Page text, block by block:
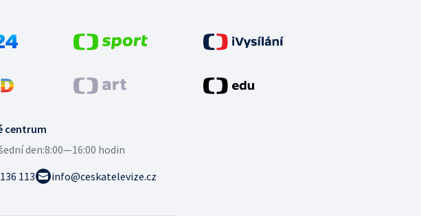
centrum
den:8:00—16:00 hodin
113
info@ceskatelevize.cz